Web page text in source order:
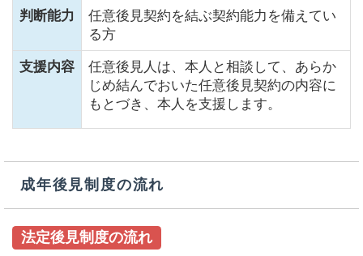
判断能力
任意後見契約を結ぶ契約能力を備えてい
る方
支援内容
任意後見人は、本人と相談して、あらか
じめ結んでおいた任意後見契約の内容に
もとづき、本人を支援します。
成年後見制度の流れ
法定後見制度の流れ